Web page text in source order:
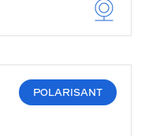
POLARISANT